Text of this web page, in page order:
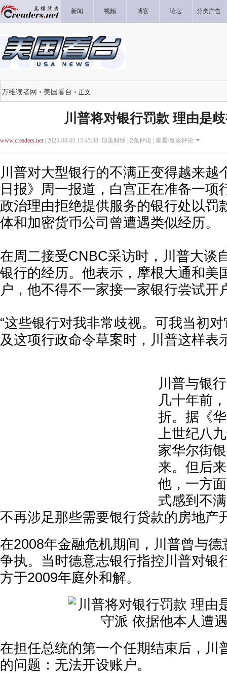
新闻 视频 博客 论坛 分类广告
万维读者网 > 美国看台 > 正文
川普将对银行罚款 理由是
www.creaders.net| 2025-08-05 15:45:38 加美财经 | 2条评论 | 查看/发表评论
川普对大型银行的不满正变得越来越
日报》周一报道，白宫正在准备一项
政治理由拒绝提供服务的银行处以罚
体和加密货币公司曾遭遇类似经历。
在周二接受CNBC采访时，川普大谈
银行的经历。他表示，摩根大通和美
户，他不得不一家接一家银行尝试开
“这些银行对我非常歧视。可我当初
及这项行政命令草案时，川普这样表
川普与银
几十年前
折。据《
上世纪八
家华尔街
来。但后
他，一方
式感到不
不再涉足那些需要银行贷款的房地产
在2008年金融危机期间，川普曾与
争执。当时德意志银行指控川普对银
方于2009年庭外和解。
在担任总统的第一个任期结束后，川
的问题：无法开设账户。